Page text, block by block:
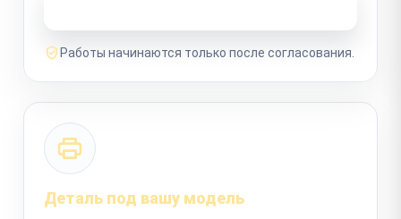
Работы начинаются только после согласования.
Деталь под вашу модель